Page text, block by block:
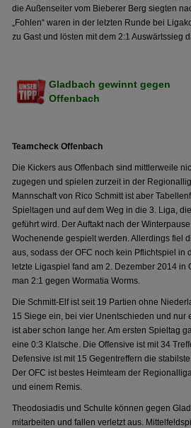
die Außenseiter vom Bieberer Berg siegten
„Fohlen“ waren in der letzten Runde bei
zu Gast und lösten mit dem 2:1 Auswärtssieg
Gladbach gewinnt gegen
Offenbach
Teamcheck Offenbach
Die Kickers aus Offenbach sind mittlerweile
zugegen und spielen zurzeit in der
Mannschaft von Rico Schmitt ist aber
Spieltagen und auf dem Weg in die 3. Liga,
geführt wird. Der Auftakt nach der
Wochenende gespielt werden. Allerdings fiel
aus, sodass der OFC noch kein Pflichtspiel in
letzte Ligaspiel fand am 2. Dezember 2014 in
man 2:1 gegen Wormatia Worms.
Die Schmitt-Elf ist seit 19 Partien ohne
15 Siege ein, bei vier Unentschieden und nur
ist aber schon lange her. Am ersten Spieltag
eine 0:3 Klatsche. Die Offensive ist mit 34
Defensive ist mit 15 Gegentreffern die
Der OFC ist bestes Heimteam der
und einem Remis.
Theodosiadis und Schulte können gegen
mitarbeiten und fallen verletzt aus.